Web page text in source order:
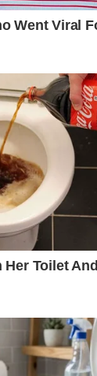
da
datomografia
examinar o
ao
possibilita
seriam
de análise.